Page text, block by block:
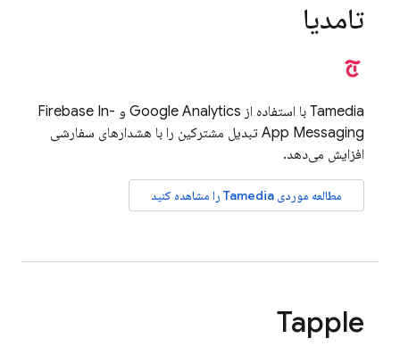
تامدیا
Tamedia با استفاده از Google Analytics و Firebase In-
App Messaging تبدیل مشترکین را با هشدارهای سفارشی
افزایش می‌دهد.
مطالعه موردی Tamedia را مشاهده کنید
Tapple